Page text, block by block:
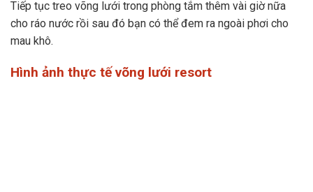
Tiếp tục treo võng lưới trong phòng tắm thêm vài giờ nữa
cho ráo nước rồi sau đó bạn có thể đem ra ngoài phơi cho
mau khô.
Hình ảnh thực tế võng lưới resort